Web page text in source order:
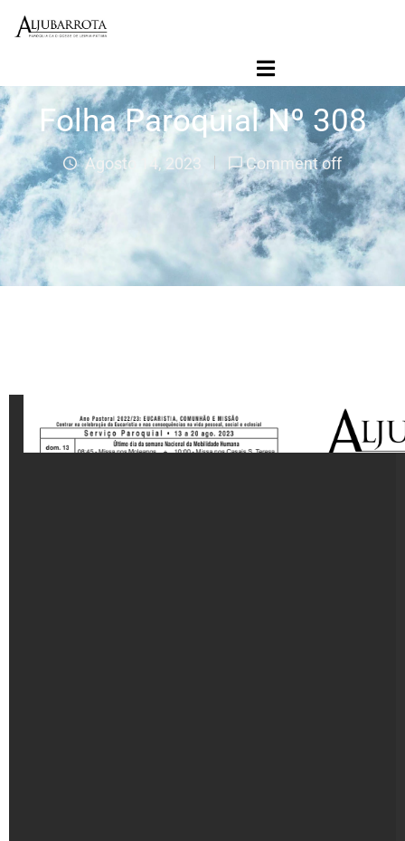
Paróquia
Ligações
Jornal Contacto SVD
Folha Paroquial Nº 308
Agosto 14, 2023 Comment off